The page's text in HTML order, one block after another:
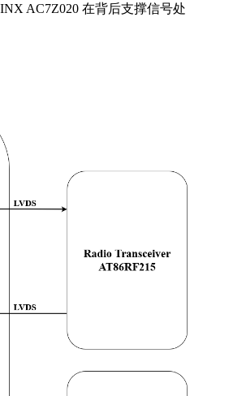
AC7Z020 在背后支撑信号处